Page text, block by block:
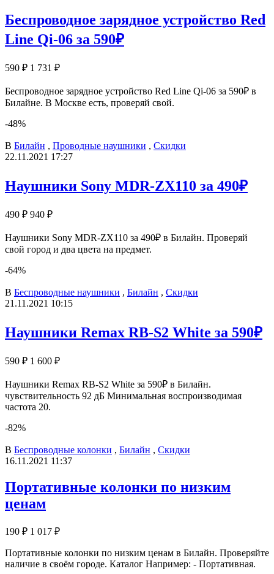
Беспроводное зарядное устройство Red
Line Qi-06 за 590₽
590 ₽ 1 731 ₽
Беспроводное зарядное устройство Red Line Qi-06 за 590₽ в
Билайне. В Москве есть, проверяй свой.
-48%
В Билайн , Проводные наушники , Скидки
22.11.2021 17:27
Наушники Sony MDR-ZX110 за 490₽
490 ₽ 940 ₽
Наушники Sony MDR-ZX110 за 490₽ в Билайн. Проверяй
свой город и два цвета на предмет.
-64%
В Беспроводные наушники , Билайн , Скидки
21.11.2021 10:15
Наушники Remax RB-S2 White за 590₽
590 ₽ 1 600 ₽
Наушники Remax RB-S2 White за 590₽ в Билайн.
чувствительность 92 дБ Минимальная воспроизводимая
частота 20.
-82%
В Беспроводные колонки , Билайн , Скидки
16.11.2021 11:37
Портативные колонки по низким
ценам
190 ₽ 1 017 ₽
Портативные колонки по низким ценам в Билайн. Проверяйте
наличие в своём городе. Каталог Например: - Портативная.